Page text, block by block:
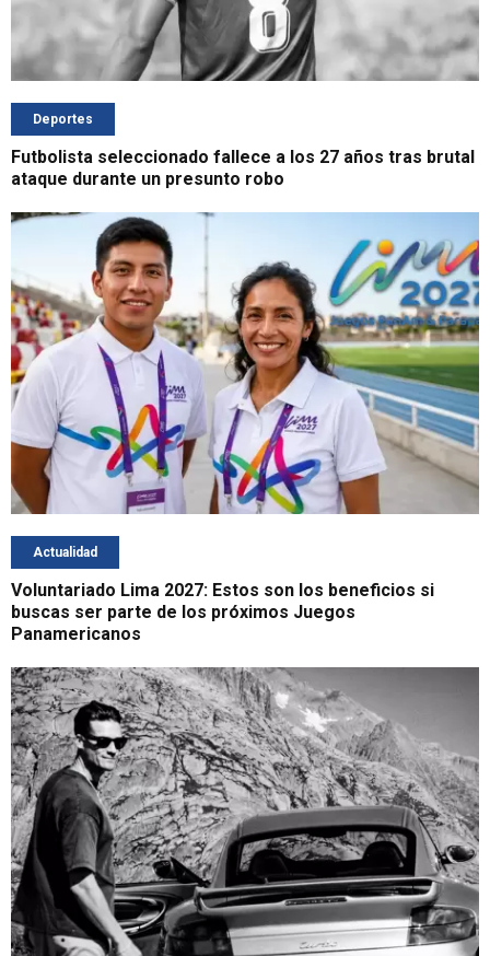
Deportes
Futbolista seleccionado fallece a los 27 años tras brutal
ataque durante un presunto robo
Actualidad
Voluntariado Lima 2027: Estos son los beneficios si
buscas ser parte de los próximos Juegos
Panamericanos